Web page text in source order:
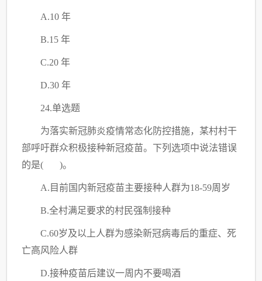
A.10 年
B.15 年
C.20 年
D.30 年
24.单选题
为落实新冠肺炎疫情常态化防控措施，某村村干
部呼吁群众积极接种新冠疫苗。下列选项中说法错误
的是( )。
A.目前国内新冠疫苗主要接种人群为18-59周岁
B.全村满足要求的村民强制接种
C.60岁及以上人群为感染新冠病毒后的重症、死
亡高风险人群
D.接种疫苗后建议一周内不要喝酒